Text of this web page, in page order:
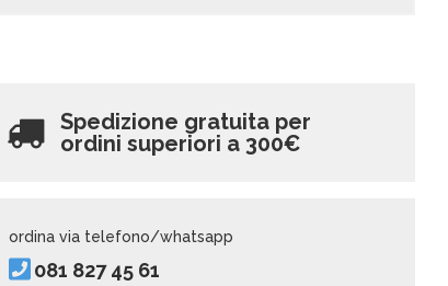
Spedizione gratuita per
ordini superiori a 300€
ordina via telefono/whatsapp
081 827 45 61